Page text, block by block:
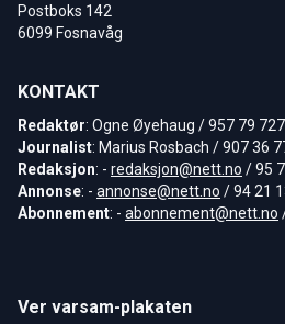
Postboks 142
6099 Fosnavåg
KONTAKT
Redaktør: Ogne Øyehaug / 957 79 727
Journalist: Marius Rosbach / 907 36
Redaksjon: - redaksjon@nett.no / 95
Annonse: - annonse@nett.no / 94 21
Abonnement: - abonnement@nett.no
Ver varsam-plakaten